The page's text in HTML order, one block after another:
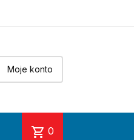
Moje konto
shopping_cart 0